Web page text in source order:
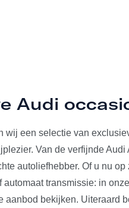
Audi
wij een selectie van
Van de verfijnde
autoliefhebber. Of u nu
automaat transmissie: in
aanbod bekijken. Uiteraard